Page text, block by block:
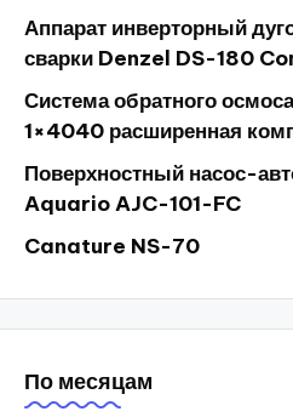
Аппарат инверторный
сварки Denzel DS-180
Система обратного
1×4040 расширенная
Поверхностный насос-
Aquario AJC-101-FC
Canature NS-70
По месяцам